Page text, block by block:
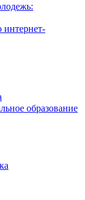
образование